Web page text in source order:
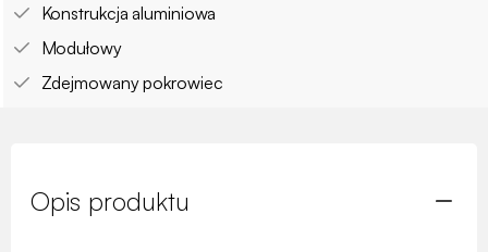
Konstrukcja aluminiowa
Modułowy
Zdejmowany pokrowiec
Opis produktu